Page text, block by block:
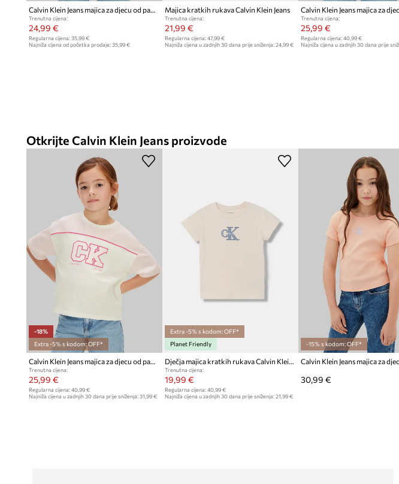
Calvin Klein Jeans majica za djecu od pamuka 2-pack
Trenutna cijena:
24,99 €
Regularna cijena: 35,99 €
Najniža cijena od početka prodaje: 35,99 €
Majica kratkih rukava Calvin Klein Jeans
Trenutna cijena:
21,99 €
Regularna cijena:47,99 €
Najniža cijena u zadnjih 30 dana prije sniženja:24,99 €
Trenutna cijena:
25,99 €
Regularna cijena: 40,99 €
Najniža cijena u zadnjih 30 dana prije
Otkrijte Calvin Klein Jeans proizvode
-18%
Extra -5% s kodom: OFF*
Calvin Klein Jeans majica za djecu od pamuka
Trenutna cijena:
25,99 €
Regularna cijena: 40,99 €
Najniža cijena u zadnjih 30 dana prije sniženja: 31,99 €
Extra -5% s kodom: OFF*
Planet Friendly
Dječja majica kratkih rukava Calvin Klein Jeans
Trenutna cijena:
19,99 €
Regularna cijena:40,99 €
Najniža cijena u zadnjih 30 dana prije sniženja:21,99 €
-15% s kodom: OFF*
30,99 €